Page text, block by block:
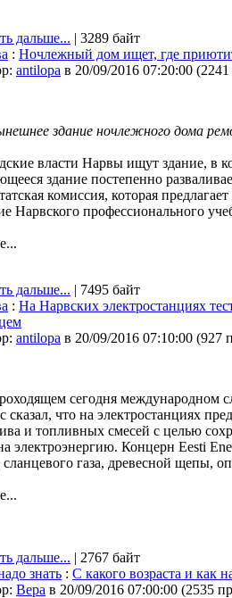
дальше... | 3289 байт
: Ночлежный дом ищет, где
antilopa в 20/09/2016 07:20:00 (
здание ночлежного дома
власти Нарвы ищут здание, в
здание постепенно
комиссия, которая
Нарвского профессионального
дальше... | 7495 байт
: На Нарвских электростанциях
antilopa в 20/09/2016 07:10:00 (927
сегодня международном
сказал, что на электростанциях
и топливных смесей с целью
электроэнергию. Концерн Eesti
сланцевого газа, древесной щепы,
дальше... | 2767 байт
знать : С какого возраста и как
Bepa в 20/09/2016 07:00:00 (2535